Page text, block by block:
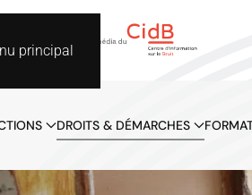
principal
DROITS & DÉMARCHES